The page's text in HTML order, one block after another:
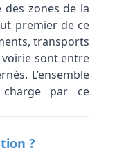
des zones de la
premier de ce
transports
voirie sont entre
L’ensemble
par ce
?